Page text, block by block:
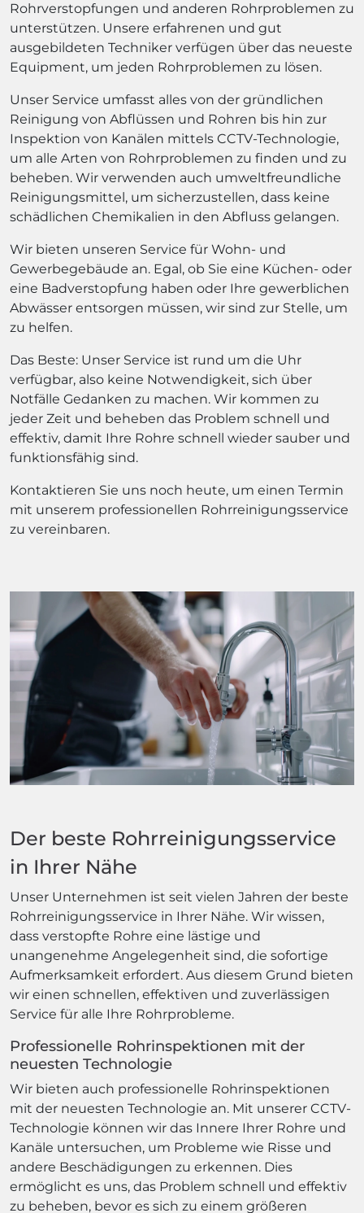
Rohrverstopfungen und anderen Rohrproblemen zu
unterstützen. Unsere erfahrenen und gut
ausgebildeten Techniker verfügen über das neueste
Equipment, um jeden Rohrproblemen zu lösen.
Unser Service umfasst alles von der gründlichen
Reinigung von Abflüssen und Rohren bis hin zur
Inspektion von Kanälen mittels CCTV-Technologie,
um alle Arten von Rohrproblemen zu finden und zu
beheben. Wir verwenden auch umweltfreundliche
Reinigungsmittel, um sicherzustellen, dass keine
schädlichen Chemikalien in den Abfluss gelangen.
Wir bieten unseren Service für Wohn- und
Gewerbegebäude an. Egal, ob Sie eine Küchen- oder
eine Badverstopfung haben oder Ihre gewerblichen
Abwässer entsorgen müssen, wir sind zur Stelle, um
zu helfen.
Das Beste: Unser Service ist rund um die Uhr
verfügbar, also keine Notwendigkeit, sich über
Notfälle Gedanken zu machen. Wir kommen zu
jeder Zeit und beheben das Problem schnell und
effektiv, damit Ihre Rohre schnell wieder sauber und
funktionsfähig sind.
Kontaktieren Sie uns noch heute, um einen Termin
mit unserem professionellen Rohrreinigungsservice
zu vereinbaren.
Der beste Rohrreinigungsservice
in Ihrer Nähe
Unser Unternehmen ist seit vielen Jahren der beste
Rohrreinigungsservice in Ihrer Nähe. Wir wissen,
dass verstopfte Rohre eine lästige und
unangenehme Angelegenheit sind, die sofortige
Aufmerksamkeit erfordert. Aus diesem Grund bieten
wir einen schnellen, effektiven und zuverlässigen
Service für alle Ihre Rohrprobleme.
Professionelle Rohrinspektionen mit der
neuesten Technologie
Wir bieten auch professionelle Rohrinspektionen
mit der neuesten Technologie an. Mit unserer CCTV-
Technologie können wir das Innere Ihrer Rohre und
Kanäle untersuchen, um Probleme wie Risse und
andere Beschädigungen zu erkennen. Dies
ermöglicht es uns, das Problem schnell und effektiv
zu beheben, bevor es sich zu einem größeren